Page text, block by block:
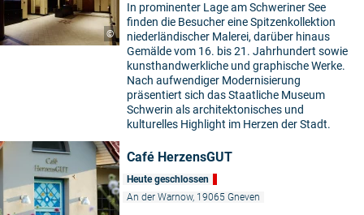
©
In prominenter Lage am Schweriner See
finden die Besucher eine Spitzenkollektion
niederländischer Malerei, darüber hinaus
Gemälde vom 16. bis 21. Jahrhundert sowie
kunsthandwerkliche und graphische Werke.
Nach aufwendiger Modernisierung
präsentiert sich das Staatliche Museum
Schwerin als architektonisches und
kulturelles Highlight im Herzen der Stadt.
Café HerzensGUT
Heute geschlossen
An der Warnow, 19065 Gneven